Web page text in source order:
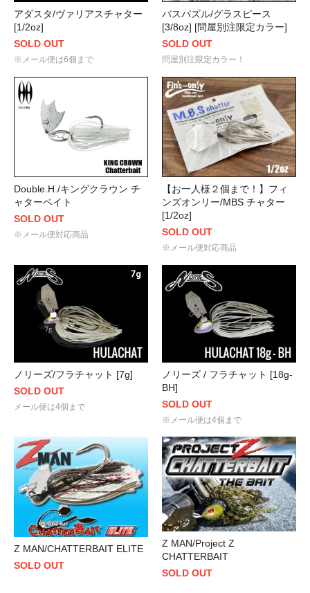
アダスタ/ヴァリアスチャター
[1/2oz]
SOLD OUT
※メール便は6個まで
バスパズル/グラスピース
[3/8oz] [問屋別注限定カラー]
SOLD OUT
問屋別注限定カラー！
Double.H./キングクラウン チ
ャターベイト
SOLD OUT
※メール便対応商品
【お一人様２個まで！】フィ
ンズオンリー/MBS チャター
[1/2oz]
SOLD OUT
※メール便対応商品
ノリーズ/フラチャット [7g]
SOLD OUT
メール便は4個まで
ノリーズ / フラチャット [18g-
BH]
SOLD OUT
※メール便は4個まで
Z MAN/CHATTERBAIT ELITE
SOLD OUT
Z MAN/Project Z
CHATTERBAIT
SOLD OUT